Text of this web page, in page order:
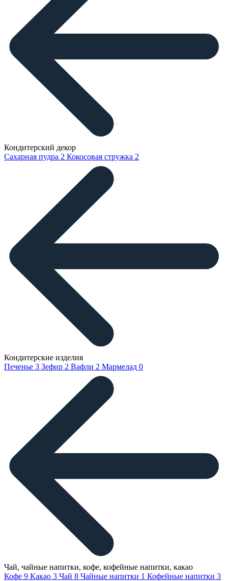
Кондитерский декор
Сахарная пудра 2 Кокосовая стружка 2
Кондитерские изделия
Печенье 3 Зефир 2 Вафли 2 Мармелад 0
Чай, чайные напитки, кофе, кофейные напитки, какао
Кофе 9 Какао 3 Чай 8 Чайные напитки 1 Кофейные напитки 3